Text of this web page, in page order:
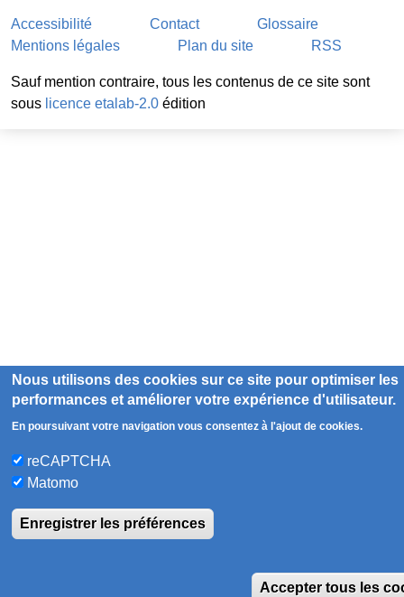
Accessibilité Contact
Glossaire
Mentions légales
Plan du site RSS
Sauf mention contraire, tous les contenus de ce site sont
sous licence etalab-2.0 édition
Nous utilisons des cookies sur ce site pour optimiser les
performances et améliorer votre expérience d'utilisateur.
En poursuivant votre navigation vous consentez à l'ajout de cookies.
reCAPTCHA
Matomo
Enregistrer les préférences
Accepter tous les